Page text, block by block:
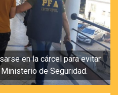
en la cárcel para evitar
de Seguridad.